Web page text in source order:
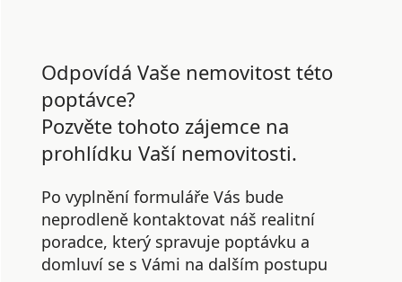
Odpovídá Vaše nemovitost této
poptávce?
Pozvěte tohoto zájemce na
prohlídku Vaší nemovitosti.
Po vyplnění formuláře Vás bude
neprodleně kontaktovat náš realitní
poradce, který spravuje poptávku a
domluví se s Vámi na dalším postupu